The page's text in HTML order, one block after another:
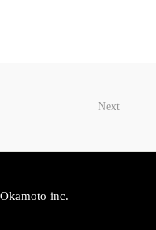
Next
inc.